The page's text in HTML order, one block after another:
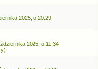
2025, o 20:29
2025, o 11:34